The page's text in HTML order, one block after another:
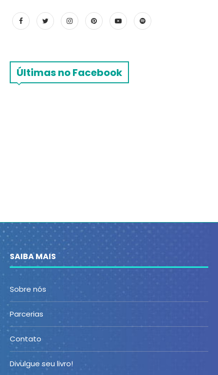
Últimas no Facebook
SAIBA MAIS
Sobre nós
Parcerias
Contato
Divulgue seu livro!